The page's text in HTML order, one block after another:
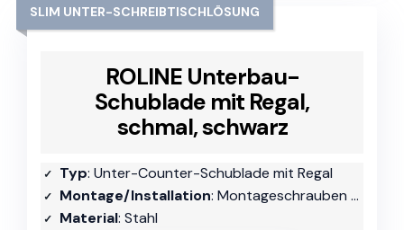
ROLINE Unterbau-
Schublade mit Regal,
schmal, schwarz
SLIM UNTER-SCHREIBTISCHLÖSUNG
Typ: Unter-Counter-Schublade mit Regal
Montage/Installation: Montageschrauben enthalten
Material: Stahl